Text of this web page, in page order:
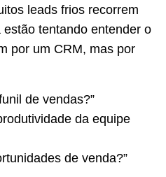
leads frios recorrem
tentando entender o
por um CRM, mas por
de vendas?”
da equipe
de venda?”